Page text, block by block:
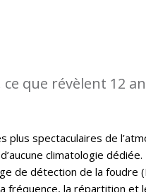
que révèlent 12
plus spectaculaires de
climatologie
de détection de la foudre
fréquence, la répartition et